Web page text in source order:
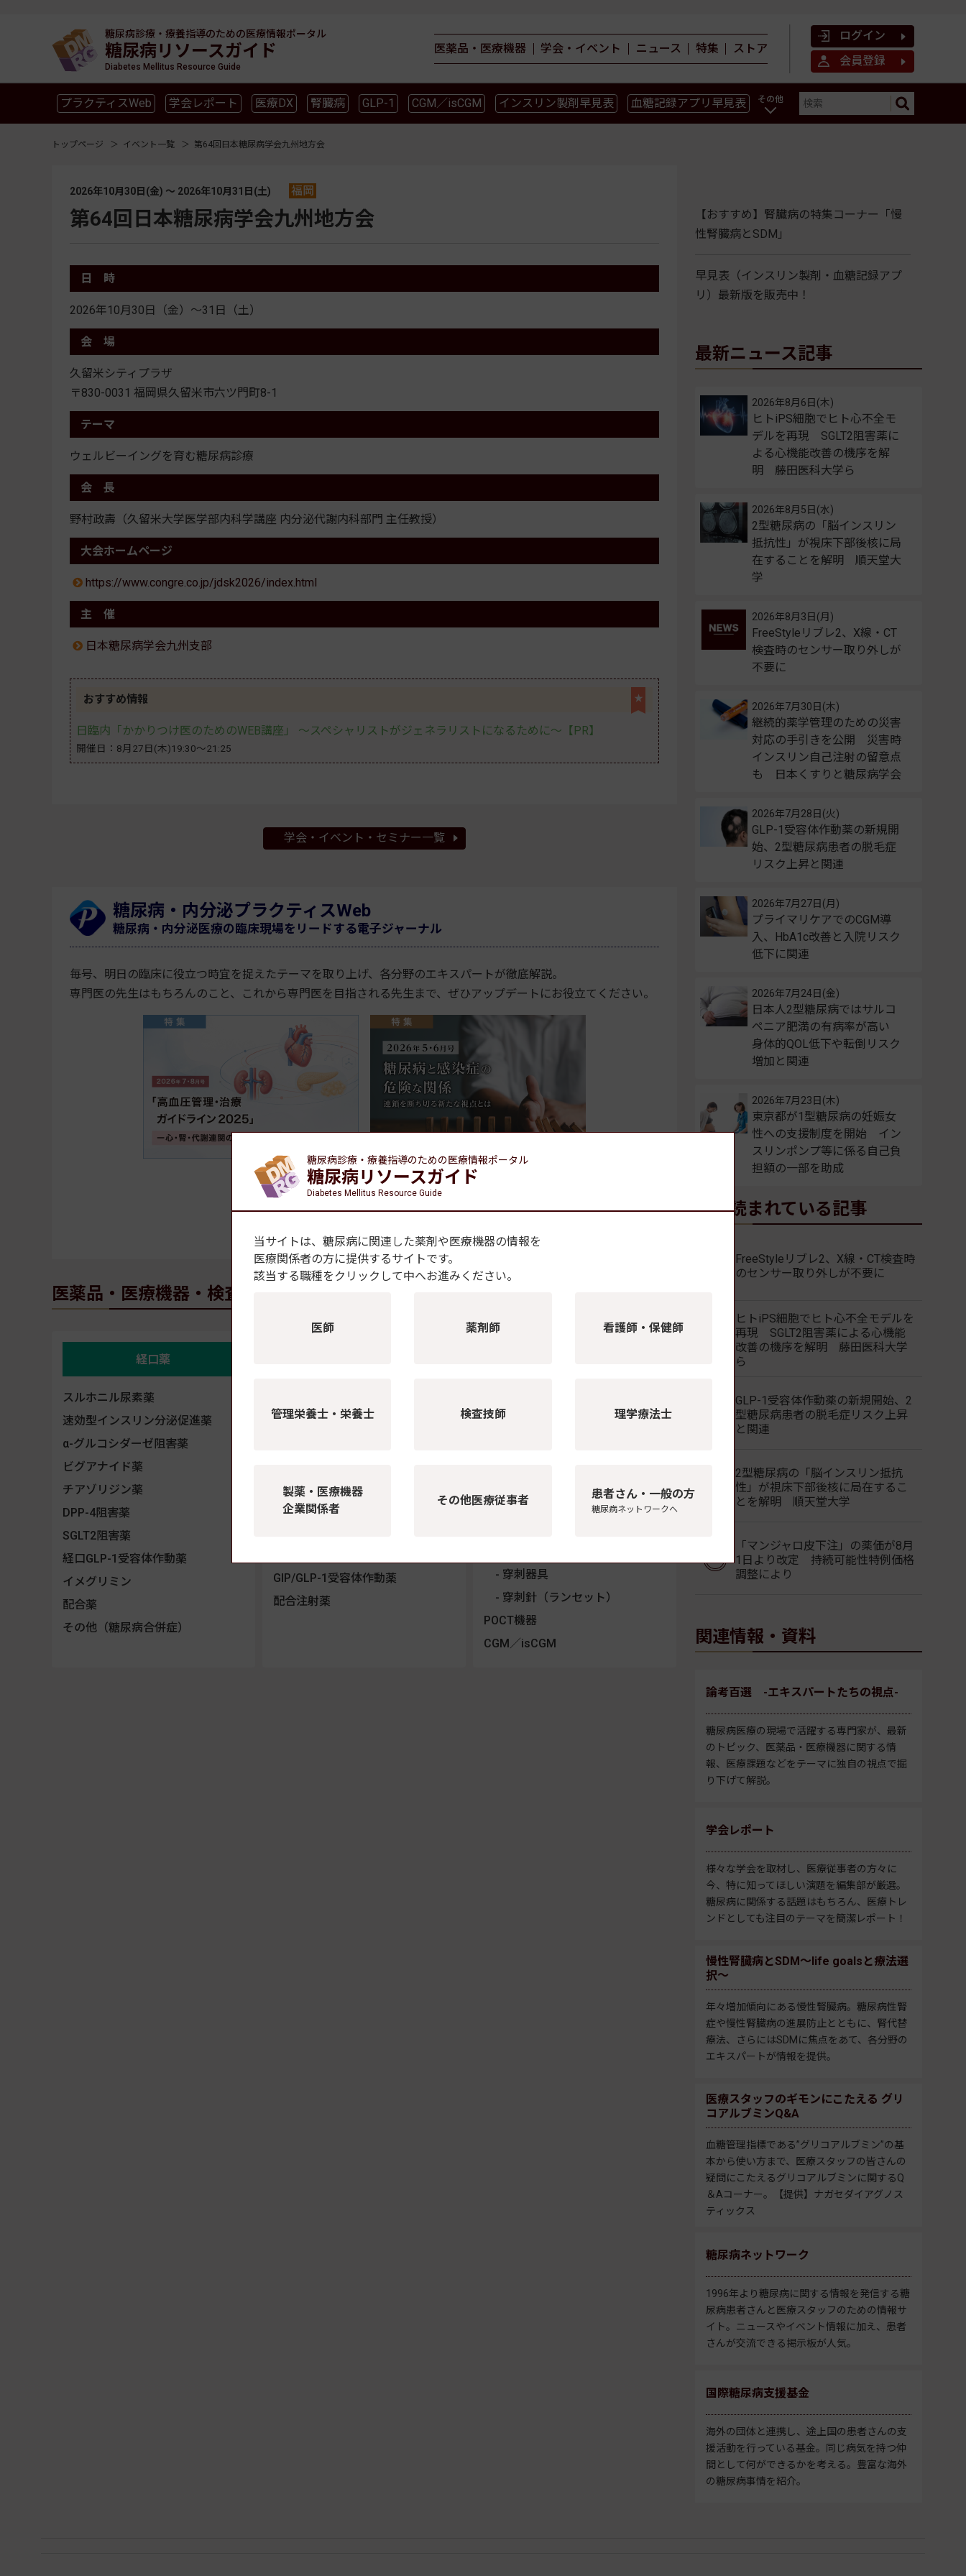
糖尿病診療・療養指導のための医療情報ポータル
糖尿病リソースガイド
Diabetes Mellitus Resource Guide
医薬品・医療機器 学会・イベント ニュース 特集 ストア
ログイン
会員登録
プラクティスWeb 学会レポート 医療DX 腎臓病 GLP-1 CGM／isCGM インスリン製剤早見表 血糖記録アプリ早見表 その他
トップページ イベント一覧 第64回日本糖尿病学会九州地方会
2026年10月30日(金) 〜 2026年10月31日(土) 福岡
第64回日本糖尿病学会九州地方会
日 時
2026年10月30日（金）～31日（土）
会 場
久留米シティプラザ
〒830-0031 福岡県久留米市六ツ門町8-1
テーマ
ウェルビーイングを育む糖尿病診療
会 長
野村政壽（久留米大学医学部内科学講座 内分泌代謝内科部門 主任教授）
大会ホームページ
https://www.congre.co.jp/jdsk2026/index.html
主 催
日本糖尿病学会九州支部
★
おすすめ情報
日臨内「かかりつけ医のためのWEB講座」 〜スペシャリストがジェネラリストになるために〜【PR】
開催日：8月27日(木)19:30～21:25
学会・イベント・セミナー一覧
糖尿病・内分泌プラクティスWeb
糖尿病・内分泌医療の臨床現場をリードする電子ジャーナル
毎号、明日の臨床に役立つ時宜を捉えたテーマを取り上げ、各分野のエキスパートが徹底解説。
専門医の先生はもちろんのこと、これから専門医を目指される先生まで、ぜひアップデートにお役立てください。
糖尿病・内分泌プラクティスWeb
医薬品・医療機器・検査機器
経口薬
スルホニル尿素薬
速効型インスリン分泌促進薬
α-グルコシダーゼ阻害薬
ビグアナイド薬
チアゾリジン薬
DPP-4阻害薬
SGLT2阻害薬
経口GLP-1受容体作動薬
イメグリミン
配合薬
その他（糖尿病合併症）
超速効型インスリン
中間型インスリン
混合型インスリン
GIP/GLP-1受容体作動薬
配合注射薬
インスリンペン型注入器
血糖自己測定器・穿刺器具
穿刺器具
穿刺針（ランセット）
POCT機器
CGM／isCGM
【おすすめ】腎臓病の特集コーナー「慢
性腎臓病とSDM」
早見表（インスリン製剤・血糖記録アプ
リ）最新版を販売中！
最新ニュース記事
ヒトiPS細胞でヒト心不全モ
デルを再現 SGLT2阻害薬に
よる心機能改善の機序を解
明 藤田医科大学ら
2026年8月6日(木)
2型糖尿病の「脳インスリン
抵抗性」が視床下部後核に局
在することを解明 順天堂大
学
2026年8月5日(水)
FreeStyleリブレ2、X線・CT
検査時のセンサー取り外しが
不要に
2026年8月3日(月)
継続的薬学管理のための災害
対応の手引きを公開 災害時
インスリン自己注射の留意点
も 日本くすりと糖尿病学会
2026年7月30日(木)
GLP-1受容体作動薬の新規開
始、2型糖尿病患者の脱毛症
リスク上昇と関連
2026年7月28日(火)
プライマリケアでのCGM導
入、HbA1c改善と入院リスク
低下に関連
2026年7月27日(月)
日本人2型糖尿病ではサルコ
ペニア肥満の有病率が高い
身体的QOL低下や転倒リスク
増加と関連
2026年7月24日(金)
東京都が1型糖尿病の妊娠女
性への支援制度を開始 イン
スリンポンプ等に係る自己負
担額の一部を助成
2026年7月23日(木)
よく読まれている記事
FreeStyleリブレ2、X線・CT検査時
のセンサー取り外しが不要に
ヒトiPS細胞でヒト心不全モデルを
再現 SGLT2阻害薬による心機能
改善の機序を解明 藤田医科大学
ら
GLP-1受容体作動薬の新規開始、2
型糖尿病患者の脱毛症リスク上昇
と関連
2型糖尿病の「脳インスリン抵抗
性」が視床下部後核に局在するこ
とを解明 順天堂大学
「マンジャロ皮下注」の薬価が8月
1日より改定 持続可能性特例価格
調整により
関連情報・資料
論考百選 -エキスパートたちの視点-
糖尿病医療の現場で活躍する専門家が、最新
のトピック、医薬品・医療機器に関する情
報、医療課題などをテーマに独自の視点で掘
り下げて解説。
学会レポート
様々な学会を取材し、医療従事者の方々に
今、特に知ってほしい演題を編集部が厳選。
糖尿病に関係する話題はもちろん、医療トレ
ンドとしても注目のテーマを簡潔レポート！
慢性腎臓病とSDM～life goalsと療法選
択～
年々増加傾向にある慢性腎臓病。糖尿病性腎
症や慢性腎臓病の進展防止とともに、腎代替
療法、さらにはSDMに焦点をあて、各分野の
エキスパートが情報を提供。
医療スタッフのギモンにこたえる グリ
コアルブミンQ&A
血糖管理指標である”グリコアルブミン”の基
本から使い方まで、医療スタッフの皆さんの
疑問にこたえるグリコアルブミンに関するQ
＆Aコーナー。【提供】ナガセダイアグノス
ティックス
糖尿病ネットワーク
1996年より糖尿病に関する情報を発信する糖
尿病患者さんと医療スタッフのための情報サ
イト。ニュースやイベント情報に加え、患者
さんが交流できる掲示板が人気。
国際糖尿病支援基金
海外の団体と連携し、途上国の患者さんの支
援活動を行っている基金。同じ病気を持つ仲
間として何ができるかを考える。豊富な海外
の糖尿病事情を紹介。
糖尿病診療・療養指導のための医療情報ポータル
糖尿病リソースガイド
Diabetes Mellitus Resource Guide
当サイトは、糖尿病に関連した薬剤や医療機器の情報を
医療関係者の方に提供するサイトです。
該当する職種をクリックして中へお進みください。
医師 薬剤師 看護師・保健師
管理栄養士・栄養士 検査技師 理学療法士
製薬・医療機器
企業関係者
その他医療従事者 患者さん・一般の方
糖尿病ネットワークへ